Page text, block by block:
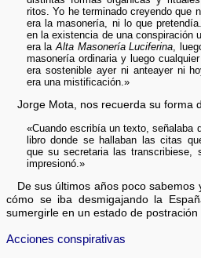
ritos. Yo he terminado creyendo que
era la masonería, ni lo que
en la existencia de una conspiración
era la Alta Masonería Luciferina ,
masonería ordinaria y luego
era sostenible ayer ni anteayer ni
era una mistificación.»
Jorge Mota, nos recuerda su forma
«Cuando escribía un texto, señalaba
libro donde se hallaban las citas
que su secretaria las transcribiese,
impresionó.»
De sus últimos años poco
cómo se iba desmigajando la
sumergirle en un estado de postración
Acciones conspirativas